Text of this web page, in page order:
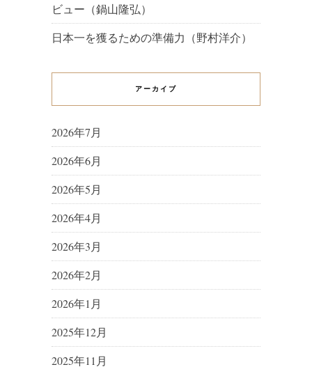
ビュー（鍋山隆弘）
日本一を獲るための準備力（野村洋介）
アーカイブ
2026年7月
2026年6月
2026年5月
2026年4月
2026年3月
2026年2月
2026年1月
2025年12月
2025年11月